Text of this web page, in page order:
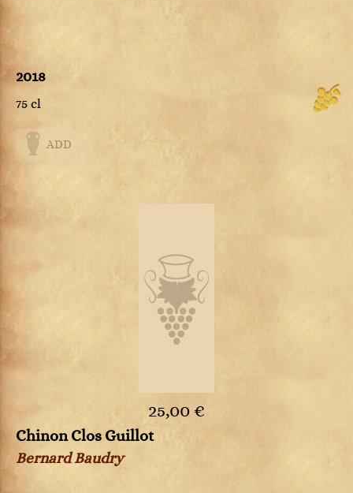
2018
75 cl
ADD
25,00 €
Chinon Clos Guillot
Bernard Baudry